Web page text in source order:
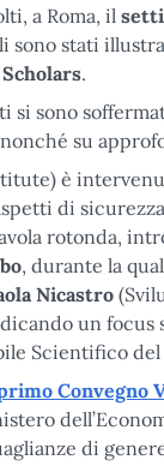
a Roma, il
sono stati
.
si sono
su
è
di
rotonda,
, durante la
Nicastro
un
Scientifico
Convegno
di